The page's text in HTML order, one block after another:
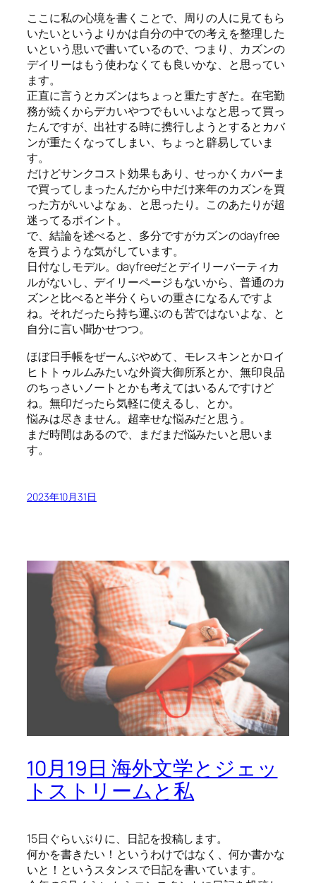
ここに私の心境を書くことで、周りの人に見てもら
いたいというよりかは自分の中での考えを整理した
いという思いで書いているので、つまり、カズンの
デイリーはもう使わなくても良いかな、と思ってい
ます。
正直に言うとカズンはちょっと重たすぎた。在宅勤
務が続くからデカいやつでもいいよなと思って買っ
たんですが、出社する時に携行しようとするとカバ
ンが重たくなってしまい、ちょっと辟易していま
す。
だけどサンクコスト効果もあり、せっかくカバーま
で買ってしまったんだから中だけ来年のカズンを買
った方がいいよなぁ、と思ったり。このあたりが超
迷ってるポイント。
で、結論を述べると、多分ですがカズンのdayfree
を買うような気がしています。
日付なしモデル。dayfreeだとデイリーバーティカ
ルがないし、デイリーページもないから、普通のカ
ズンと比べると半分くらいの重さになるんですよ
ね。それだったら持ち運ぶのも苦ではないよな、と
自分に言い聞かせつつ。
ほぼ日手帳をぜーんぶやめて、モレスキンとかロイ
ヒトトゥルムみたいな外資大御所系とか、無印良品
のちっさいノートとかも考えてはいるんですけど
ね。無印だったら気軽に使えるし、とか。
悩みは尽きません。超幸せな悩みだと思う。
まだ時間はあるので、まだまだ悩みたいと思いま
す。
2023年10月31日
10月19日 海外文学とジェッ
トストリームと私
15日ぐらいぶりに、日記を投稿します。
何かを書きたい！というわけではなく、何か書かな
いと！というスタンスで日記を書いています。